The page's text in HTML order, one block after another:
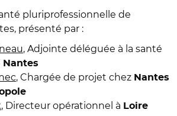
pluriprofessionnelle de
présenté par :
, Adjointe déléguée à la santé
Nantes
, Chargée de projet chez Nantes
, Directeur opérationnel à Loire